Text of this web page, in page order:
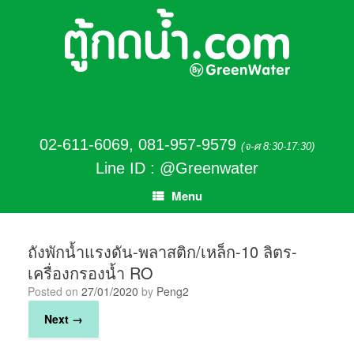
02-611-6069, 081-957-9579 (จ-ศ 8:30-17:30)
Line ID : @Greenwater
Menu
ถังพักน้ำแรงดัน-พลาสติก/เหล็ก-10 ลิตร-
เครื่องกรองน้ำ RO
Posted on 27/01/2020 by Peng2
Next →